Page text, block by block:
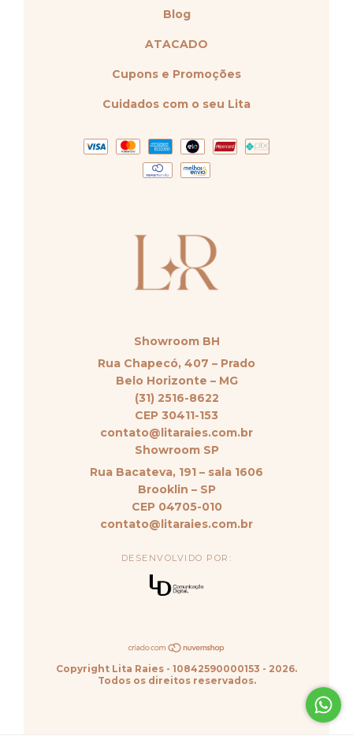
Blog
ATACADO
Cupons e Promoções
Cuidados com o seu Lita
Showroom BH
Rua Chapecó, 407 – Prado
Belo Horizonte – MG
(31) 2516-8622
CEP 30411-153
contato@litaraies.com.br
Showroom SP
Rua Bacateva, 191 – sala 1606
Brooklin – SP
CEP 04705-010
contato@litaraies.com.br
DESENVOLVIDO POR:
Copyright Lita Raies - 10842590000153 - 2026.
Todos os direitos reservados.